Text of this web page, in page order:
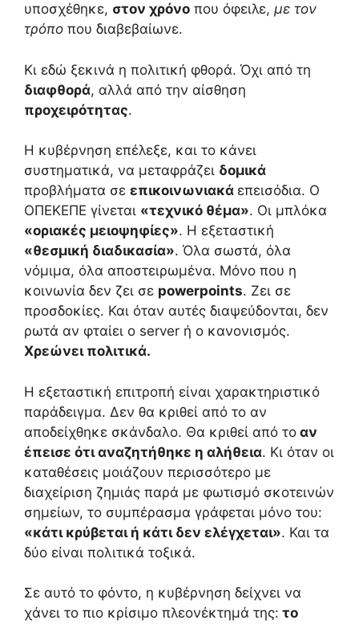
υποσχέθηκε, στον χρόνο που όφειλε, με τον
τρόπο που διαβεβαίωνε.
Κι εδώ ξεκινά η πολιτική φθορά. Όχι από τη
διαφθορά, αλλά από την αίσθηση
προχειρότητας.
Η κυβέρνηση επέλεξε, και το κάνει
συστηματικά, να μεταφράζει δομικά
προβλήματα σε επικοινωνιακά επεισόδια. Ο
ΟΠΕΚΕΠΕ γίνεται «τεχνικό θέμα». Οι μπλόκα
«οριακές μειοψηφίες». Η εξεταστική
«θεσμική διαδικασία». Όλα σωστά, όλα
νόμιμα, όλα αποστειρωμένα. Μόνο που η
κοινωνία δεν ζει σε powerpoints. Ζει σε
προσδοκίες. Και όταν αυτές διαψεύδονται, δεν
ρωτά αν φταίει ο server ή ο κανονισμός.
Χρεώνει πολιτικά.
Η εξεταστική επιτροπή είναι χαρακτηριστικό
παράδειγμα. Δεν θα κριθεί από το αν
αποδείχθηκε σκάνδαλο. Θα κριθεί από το αν
έπεισε ότι αναζητήθηκε η αλήθεια. Κι όταν οι
καταθέσεις μοιάζουν περισσότερο με
διαχείριση ζημιάς παρά με φωτισμό σκοτεινών
σημείων, το συμπέρασμα γράφεται μόνο του:
«κάτι κρύβεται ή κάτι δεν ελέγχεται». Και τα
δύο είναι πολιτικά τοξικά.
Σε αυτό το φόντο, η κυβέρνηση δείχνει να
χάνει το πιο κρίσιμο πλεονέκτημά της: το